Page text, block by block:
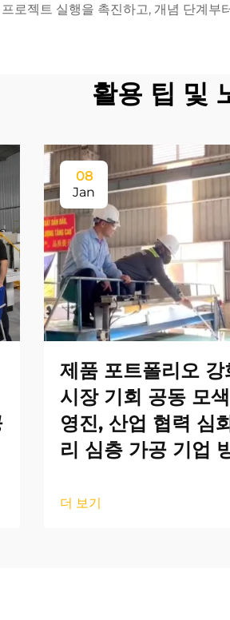
로젝트 실행을 촉진하고, 개념 단계
활용 팁 및
08
Jan
제품 포트폴리오
시장 기회 공동 모
영진, 산업 협력 심
리 심층 가공 기업
더 보기